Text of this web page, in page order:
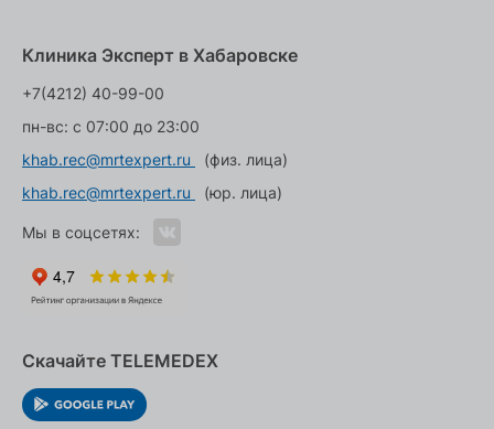
Клиника Эксперт в Хабаровске
+7(4212) 40-99-00
пн-вс: с 07:00 до 23:00
khab.rec@mrtexpert.ru
(физ. лица)
khab.rec@mrtexpert.ru
(юр. лица)
Мы в соцсетях:
Скачайте TELEMEDEX